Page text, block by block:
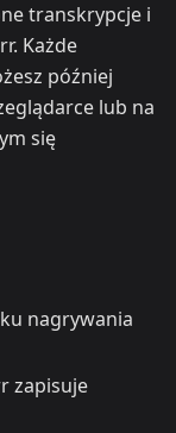
transkrypcje i
Każde
później
lub na
się
nagrywania
zapisuje